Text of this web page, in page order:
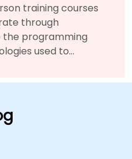
training courses
through
the programming
used to